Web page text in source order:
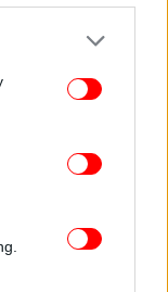
or more Google
You may click to
party tags to
in below Google